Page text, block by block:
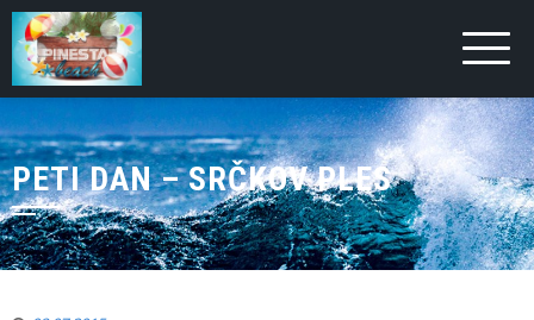
PETI DAN – SRČKOV PLES